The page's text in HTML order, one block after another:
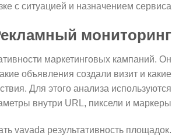
с ситуацией и назначением сервиса.
мониторинг
маркетинговых кампаний. Он
объявления создали визит и какие
Для этого анализа используются
внутри URL, пиксели и маркеры.
vavada результативность площадок.